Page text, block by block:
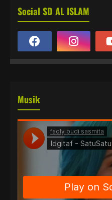
Social SD AL ISLAM
Musik